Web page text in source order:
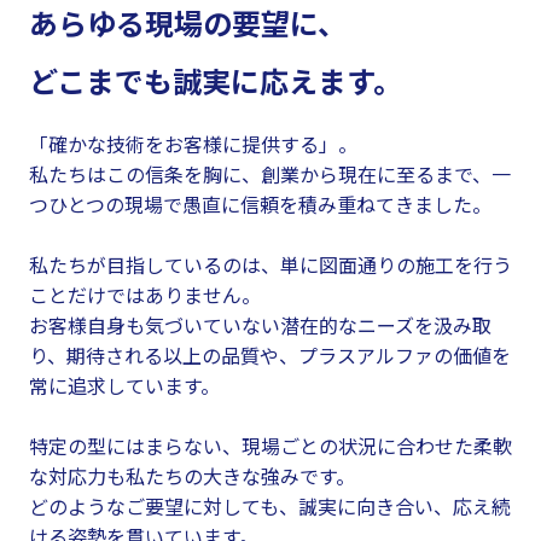
あらゆる現場の要望に、
どこまでも誠実に応えます。
「確かな技術をお客様に提供する」。
私たちはこの信条を胸に、創業から現在に至るまで、一
つひとつの現場で愚直に信頼を積み重ねてきました。
私たちが目指しているのは、単に図面通りの施工を行う
ことだけではありません。
お客様自身も気づいていない潜在的なニーズを汲み取
り、期待される以上の品質や、プラスアルファの価値を
常に追求しています。
特定の型にはまらない、現場ごとの状況に合わせた柔軟
な対応力も私たちの大きな強みです。
どのようなご要望に対しても、誠実に向き合い、応え続